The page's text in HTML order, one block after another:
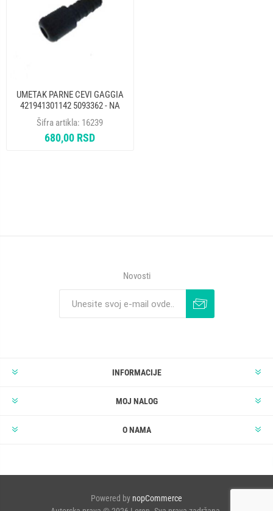
UMETAK PARNE CEVI GAGGIA
421941301142 5093362 - NA
Šifra artikla: 16239
680,00 RSD
Novosti
INFORMACIJE
MOJ NALOG
O NAMA
Powered by nopCommerce